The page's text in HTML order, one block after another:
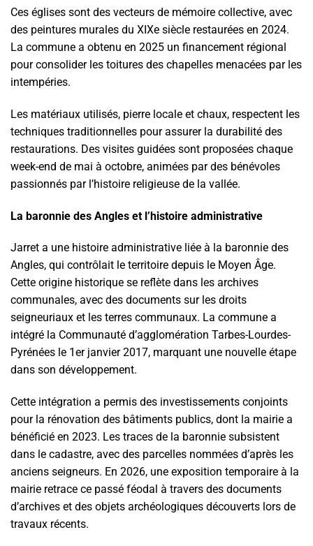
Ces églises sont des vecteurs de mémoire collective, avec
des peintures murales du XIXe siècle restaurées en 2024.
La commune a obtenu en 2025 un financement régional
pour consolider les toitures des chapelles menacées par les
intempéries.
Les matériaux utilisés, pierre locale et chaux, respectent les
techniques traditionnelles pour assurer la durabilité des
restaurations. Des visites guidées sont proposées chaque
week-end de mai à octobre, animées par des bénévoles
passionnés par l’histoire religieuse de la vallée.
La baronnie des Angles et l’histoire administrative
Jarret a une histoire administrative liée à la baronnie des
Angles, qui contrôlait le territoire depuis le Moyen Âge.
Cette origine historique se reflète dans les archives
communales, avec des documents sur les droits
seigneuriaux et les terres communaux. La commune a
intégré la Communauté d’agglomération Tarbes-Lourdes-
Pyrénées le 1er janvier 2017, marquant une nouvelle étape
dans son développement.
Cette intégration a permis des investissements conjoints
pour la rénovation des bâtiments publics, dont la mairie a
bénéficié en 2023. Les traces de la baronnie subsistent
dans le cadastre, avec des parcelles nommées d’après les
anciens seigneurs. En 2026, une exposition temporaire à la
mairie retrace ce passé féodal à travers des documents
d’archives et des objets archéologiques découverts lors de
travaux récents.